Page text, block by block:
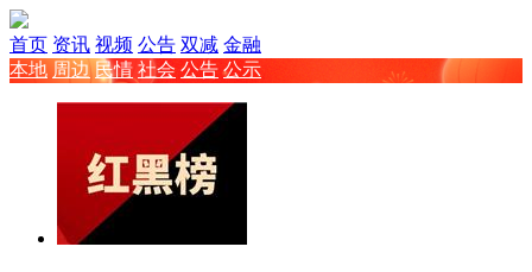
首页 资讯 视频 公告 双减 金融
本地 周边 民情 社会 公告 公示